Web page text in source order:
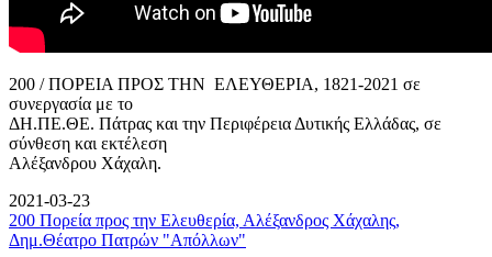
200 / ΠΟΡΕΙΑ ΠΡΟΣ ΤΗΝ ΕΛΕΥΘΕΡΙΑ, 1821-2021 σε
συνεργασία με το
ΔΗ.ΠΕ.ΘΕ. Πάτρας και την Περιφέρεια Δυτικής Ελλάδας, σε
σύνθεση και εκτέλεση
Αλέξανδρου Χάχαλη.
2021-03-23
200 Πορεία προς την Ελευθερία, Αλέξανδρος Χάχαλης,
Δημ.Θέατρο Πατρών "Απόλλων"